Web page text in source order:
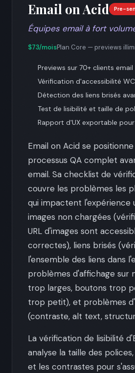
Email on Acid Pre-
Équipes email à fort
$73/moisPlan Core — previews
Previews sur 70+ clients
Vérification d'accessibilité
Détection des liens brisés
Test de lisibilité et taille de
Rapport d'UX exportable
Email on Acid se
processus QA complet
email. Sa checklist de
couvre les problèmes les
qui impactent l'expérience
images non chargées
URL d'images sont
correctes), liens brisés
l'ensemble des liens dans
problèmes d'affichage sur
trop larges, boutons trop
trop petit), et problèmes
(contraste, alt text,
La vérification de lisibilité
analyse la taille des
et les contrastes pour